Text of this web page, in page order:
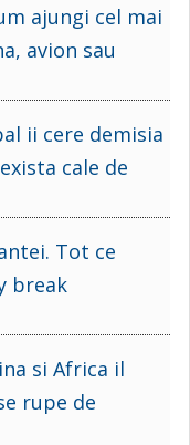
ajungi cel mai
avion sau
ii cere demisia
cale de
Tot ce
break
si Africa il
rupe de